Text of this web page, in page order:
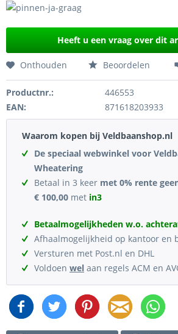
Heeft u een vraag over dit
Onthouden Beoordelen
Productnr.:
446553
EAN:
871618203933
Waarom kopen bij Veldbaanshop.nl
De speciaal webwinkel voor
Wheatering
Betaal in 3 keer met 0% rente
€ 100,00 met in3
Betaalmogelijkheden w.o.
Afhaalmogelijkheid op kantoor en
Versturen met Post.nl en DHL
Voldoen wel aan regels ACM en